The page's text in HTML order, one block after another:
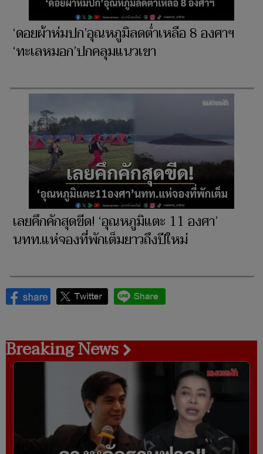
‘ดอยผ้าห่มปก’อุณหภูมิลดต่ำเหลือ 8 องศาฯ
‘ทะเลหมอก’ปกคลุมแนวเขา
เลยคึกคักสุดขีด! ‘อุณหภูมิแตะ 11 องศา’
นทท.แห่จองที่พักเต็มยาวถึงปีใหม่
Breaking News